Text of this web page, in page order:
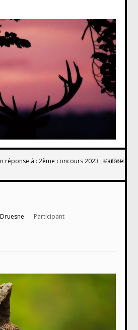
réponse à : 2ème concours 2023 : L’arbre
#31923
Participant